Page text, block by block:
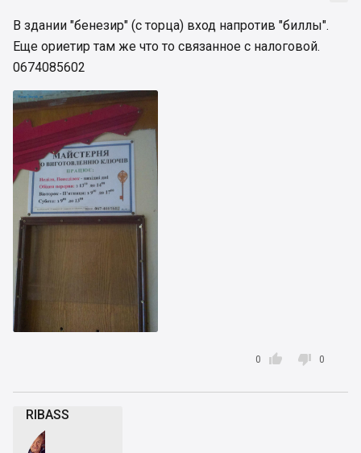
В здании "бенезир" (с торца) вход напротив "биллы".
Еще ориетир там же что то связанное с налоговой.
0674085602

0  0
RIBASS